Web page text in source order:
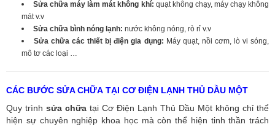
Sửa chữa máy làm mát không khí: quạt không chạy, máy chạy không
mát v.v
Sửa chữa bình nóng lạnh: nước không nóng, rò rỉ v.v
Sửa chữa các thiết bị điện gia dụng: Máy quạt, nồi cơm, lò vi sóng,
mô tơ các loại …
CÁC BƯỚC SỬA CHỮA TẠI CƠ ĐIỆN LẠNH THỦ DẦU MỘT
Quy trình sửa chữa tại Cơ Điện Lạnh Thủ Dầu Một không chỉ thể
hiện sự chuyên nghiệp khoa học mà còn thể hiện tinh thần trách